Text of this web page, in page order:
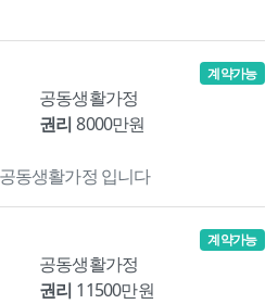
공동생활가정
권리 8000만원
계약가능
동생활가정 입니다
공동생활가정
권리 11500만원
계약가능